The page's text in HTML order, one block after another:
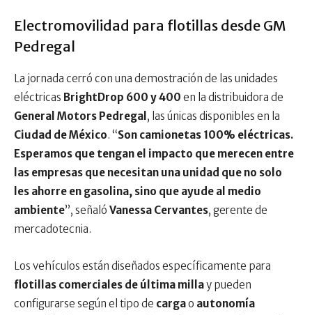
Electromovilidad para flotillas desde GM
Pedregal
La jornada cerró con una demostración de las unidades
eléctricas BrightDrop 600 y 400 en la distribuidora de
General Motors Pedregal , las únicas disponibles en la
Ciudad de México. “Son camionetas 100% eléctricas.
Esperamos que tengan el impacto que merecen entre
las empresas que necesitan una unidad que no solo
les ahorre en gasolina, sino que ayude al medio
ambiente”, señaló Vanessa Cervantes, gerente de
mercadotecnia.
Los vehículos están diseñados específicamente para
flotillas comerciales de última millay pueden
configurarse según el tipo de cargao autonomía